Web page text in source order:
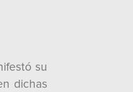
su
dichas